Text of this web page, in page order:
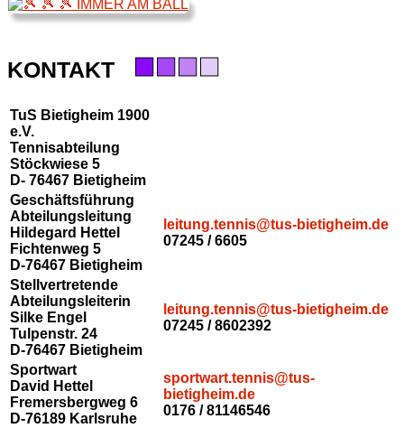
KONTAKT ■■■■
TuS Bietigheim 1900
e.V.
Tennisabteilung
Stöckwiese 5
D- 76467 Bietigheim
Geschäftsführung
Abteilungsleitung
Hildegard Hettel
Fichtenweg 5
D-76467 Bietigheim
leitung.tennis@tus-bietigheim.de
07245 / 6605
Stellvertretende
Abteilungsleiterin
Silke Engel
Tulpenstr. 24
D-76467 Bietigheim
leitung.tennis@tus-bietigheim.de
07245 / 8602392
Sportwart
David Hettel
Fremersbergweg 6
D-76189 Karlsruhe
sportwart.tennis@tus-
bietigheim.de
0176 / 81146546